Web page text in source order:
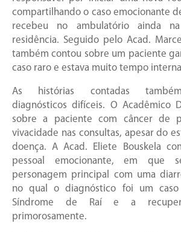
compartilhando o caso emocionante
recebeu no ambulatório ainda
residência. Seguido pelo Acad.
também contou sobre um paciente
caso raro e estava muito tempo
As histórias contadas
diagnósticos difíceis. O Acadêmico
sobre a paciente com câncer de
vivacidade nas consultas, apesar do
doença. A Acad. Eliete Bouskela
pessoal emocionante, em que
personagem principal com uma
no qual o diagnóstico foi um caso
Síndrome de Raí e a
primorosamente.